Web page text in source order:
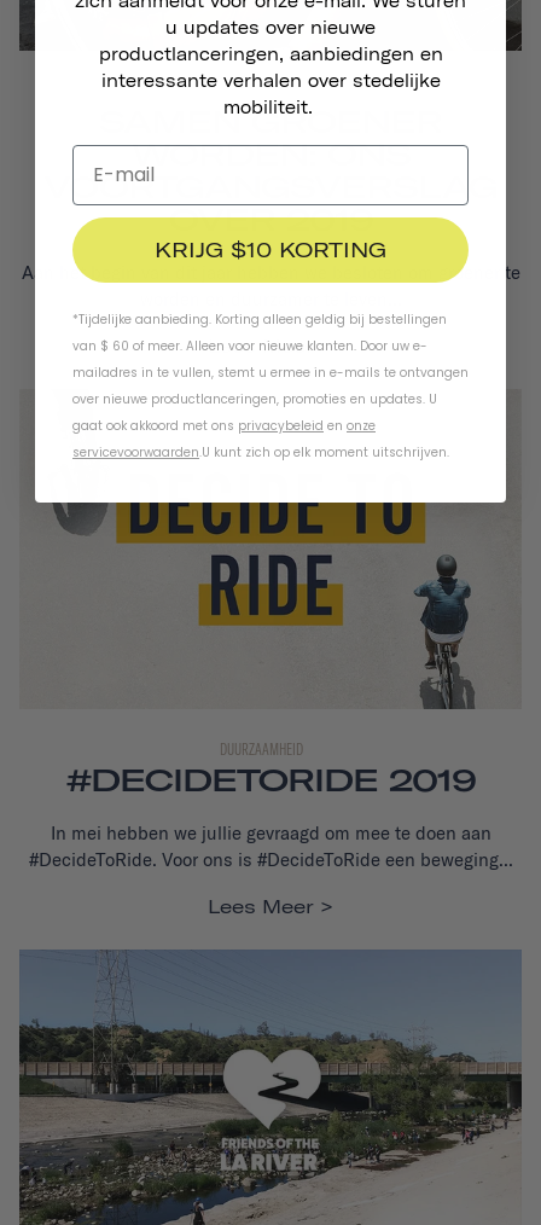
DUURZAAMHEID
SAMEN GROENER
WORDEN: ONS
VOORTGANGSVERSLAG
OVER 2019
Aan het begin van dit jaar hebben we besloten om groener te
Lees Meer
DUURZAAMHEID
#DECIDETORIDE 2019
In mei hebben we jullie gevraagd om mee te doen aan
#DecideToRide. Voor ons is #DecideToRide een beweging...
Lees Meer
u updates over nieuwe
productlanceringen, aanbiedingen en
interessante verhalen over stedelijke
mobiliteit.
KRIJG $10 KORTING
*Tijdelijke aanbieding. Korting alleen geldig bij bestellingen
van $ 60 of meer. Alleen voor nieuwe klanten. Door uw e-
mailadres in te vullen, stemt u ermee in e-mails te ontvangen
over nieuwe productlanceringen, promoties en updates. U
gaat ook akkoord met ons privacybeleid en onze
servicevoorwaarden.U kunt zich op elk moment uitschrijven.